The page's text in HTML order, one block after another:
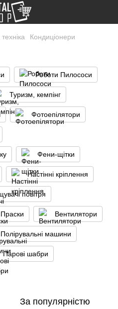
Кондиціонери
Роботи Пилососи
Туризм, кемпінг
Фотоепілятори
Фени-щітки
Настінні кріплення
повітря
Праски Вентилятори
Полірувальні машини
Парові шабри
За популярністю